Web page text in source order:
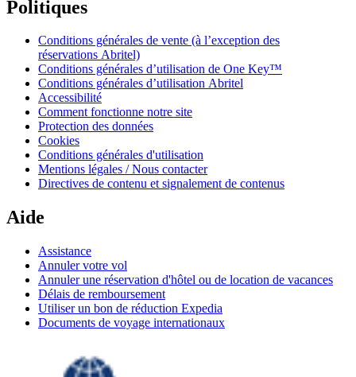
Politiques
Conditions générales de vente (à l’exception des
réservations Abritel)
Conditions générales d’utilisation de One Key™
Conditions générales d’utilisation Abritel
Accessibilité
Comment fonctionne notre site
Protection des données
Cookies
Conditions générales d'utilisation
Mentions légales / Nous contacter
Directives de contenu et signalement de contenus
Aide
Assistance
Annuler votre vol
Annuler une réservation d'hôtel ou de location de vacances
Délais de remboursement
Utiliser un bon de réduction Expedia
Documents de voyage internationaux